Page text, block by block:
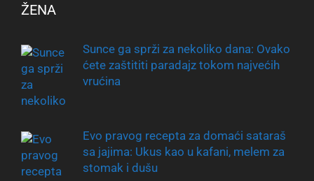
ŽENA
Sunce ga sprži za nekoliko dana: Ovako
ćete zaštititi paradajz tokom najvećih
vrućina
Evo pravog recepta za domaći sataraš
sa jajima: Ukus kao u kafani, melem za
stomak i dušu